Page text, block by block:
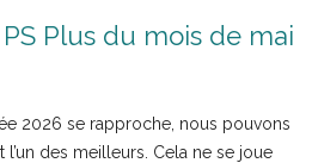
Plus du mois de mai
2026 se rapproche, nous pouvons
des meilleurs. Cela ne se joue